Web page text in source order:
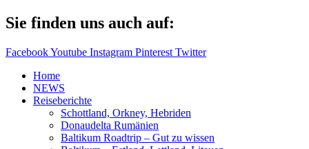
Sie finden uns auch auf:
FacebookYoutube Instagram Pinterest Twitter
Home
NEWS
Reiseberichte
Schottland, Orkney, Hebriden
Donaudelta Rumänien
Baltikum Roadtrip – Gut zu wissen